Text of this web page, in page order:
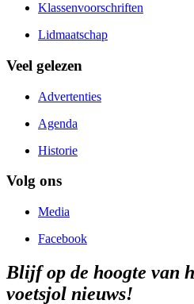
Klassenvoorschriften
Lidmaatschap
Veel gelezen
Advertenties
Agenda
Historie
Volg ons
Media
Facebook
Blijf op de hoogte van
voetsjol nieuws!